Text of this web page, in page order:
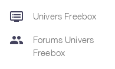
dvr Univers Freebox
group
Forums Univers
Freebox